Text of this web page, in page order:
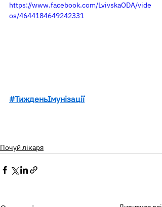
https://www.facebook.com/LvivskaODA/vide
os/4644184649242331
#ТижденьІмунізації
Почуй лікаря